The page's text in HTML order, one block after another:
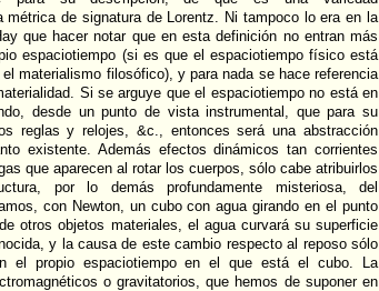
métrica de signatura de Lorentz. Ni tampoco lo era en la
que hacer notar que en esta definición no entran más
espaciotiempo (si es que el espaciotiempo físico está
materialismo filosófico), y para nada se hace referencia
Si se arguye que el espaciotiempo no está en
desde un punto de vista instrumental, que para su
reglas y relojes, &c., entonces será una abstracción
existente. Además efectos dinámicos tan corrientes
que aparecen al rotar los cuerpos, sólo cabe atribuirlos
por lo demás profundamente misteriosa, del
con Newton, un cubo con agua girando en el punto
otros objetos materiales, el agua curvará su superficie
y la causa de este cambio respecto al reposo sólo
el propio espaciotiempo en el que está el cubo. La
o gravitatorios, que hemos de suponer en